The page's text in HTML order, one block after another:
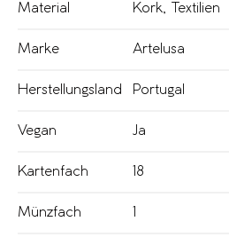
Material Kork, Textilien
Marke Artelusa
Herstellungsland Portugal
Vegan Ja
Kartenfach 18
Münzfach